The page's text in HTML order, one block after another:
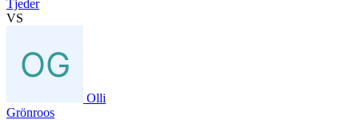
Tjeder
VS
Olli
Grönroos